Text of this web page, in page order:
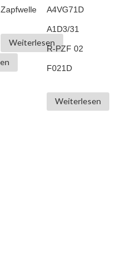
Zapfwelle
Weiterlesen
A4VG71D
A1D3/31
R-PZF 02
F021D
Weiterlesen